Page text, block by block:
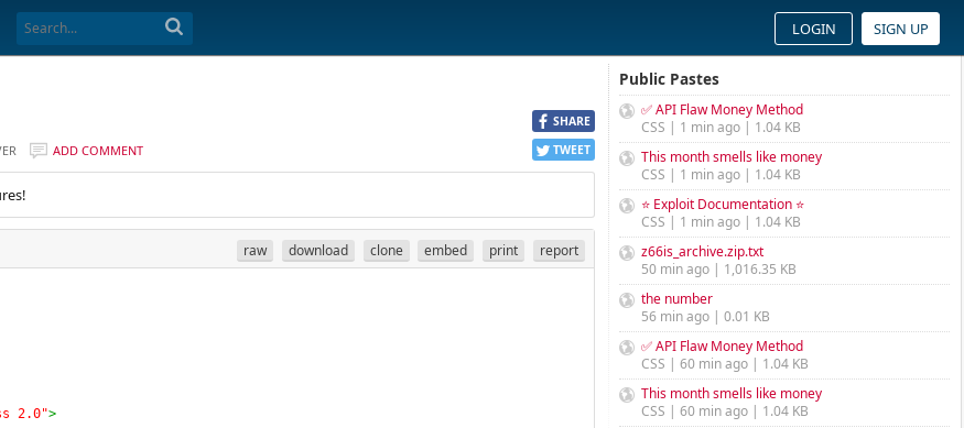
LOGIN SIGN UP
SHARE
TWEET
ADD COMMENT
raw download clone embed print report
2.0">
Public Pastes
✅ API Flaw Money Method
CSS | 1 min ago | 1.04 KB
This month smells like money
CSS | 1 min ago | 1.04 KB
⭐ Exploit Documentation ⭐
CSS | 1 min ago | 1.04 KB
z66is_archive.zip.txt
50 min ago | 1,016.35 KB
the number
56 min ago | 0.01 KB
✅ API Flaw Money Method
CSS | 60 min ago | 1.04 KB
This month smells like money
CSS | 60 min ago | 1.04 KB